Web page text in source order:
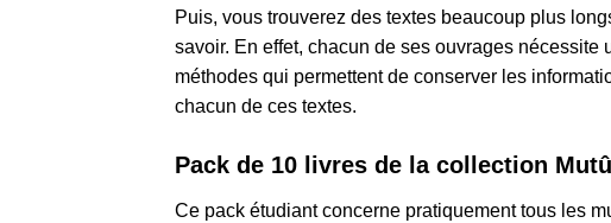
Puis, vous trouverez des textes beaucoup plus
savoir. En effet, chacun de ses ouvrages nécessite
méthodes qui permettent de conserver les
chacun de ces textes.
Pack de 10 livres de la collection
Ce pack étudiant concerne pratiquement tous les